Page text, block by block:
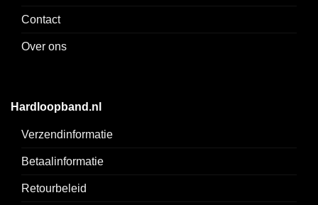
Contact
Over ons
Hardloopband.nl
Verzendinformatie
Betaalinformatie
Retourbeleid